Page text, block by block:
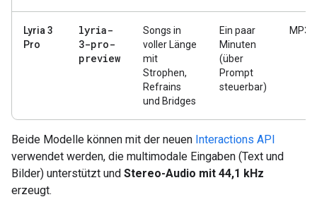
Lyria 3
Pro
lyria-
3-pro-
preview
Songs in
voller Länge
mit
Strophen,
Refrains
und Bridges
Ein paar
Minuten
(über
Prompt
steuerbar)
MP3
Beide Modelle können mit der neuen Interactions API
verwendet werden, die multimodale Eingaben (Text und
Bilder) unterstützt und Stereo-Audio mit 44,1 kHz
erzeugt.